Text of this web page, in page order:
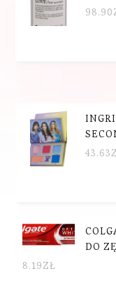
98.90
43.63
DO
8.19ZŁ